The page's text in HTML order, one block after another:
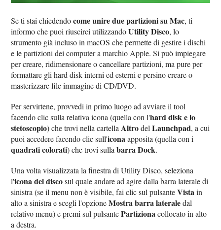
Se ti stai chiedendocome unire due partizioni su Mac, ti
informo che puoi riuscirci utilizzandoUtility Disco, lo
strumento già incluso in macOS che permette di gestire i dischi
e le partizioni dei computer a marchio Apple. Si può impiegare
per creare, ridimensionare o cancellare partizioni, ma pure per
formattare gli hard disk interni ed esterni e persino creare o
masterizzare file immagine di CD/DVD.
Per servirtene, provvedi in primo luogo ad avviare il tool
facendo clic sulla relativa icona (quella con l'hard disk e lo
stetoscopio) che trovi nella cartella AltrodelLaunchpad, a cui
puoi accedere facendo clic sull'iconaapposita (quella con i
quadrati colorati) che trovi sullabarra Dock.
Una volta visualizzata la finestra di Utility Disco, seleziona
l'icona del discosul quale andare ad agire dalla barra laterale di
sinistra (se il menu non è visibile, fai clic sul pulsanteVistain
alto a sinistra e scegli l'opzioneMostra barra lateraledal
relativo menu) e premi sul pulsantePartizionacollocato in alto
a destra.